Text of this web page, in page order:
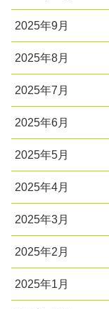
2025年9月
2025年8月
2025年7月
2025年6月
2025年5月
2025年4月
2025年3月
2025年2月
2025年1月